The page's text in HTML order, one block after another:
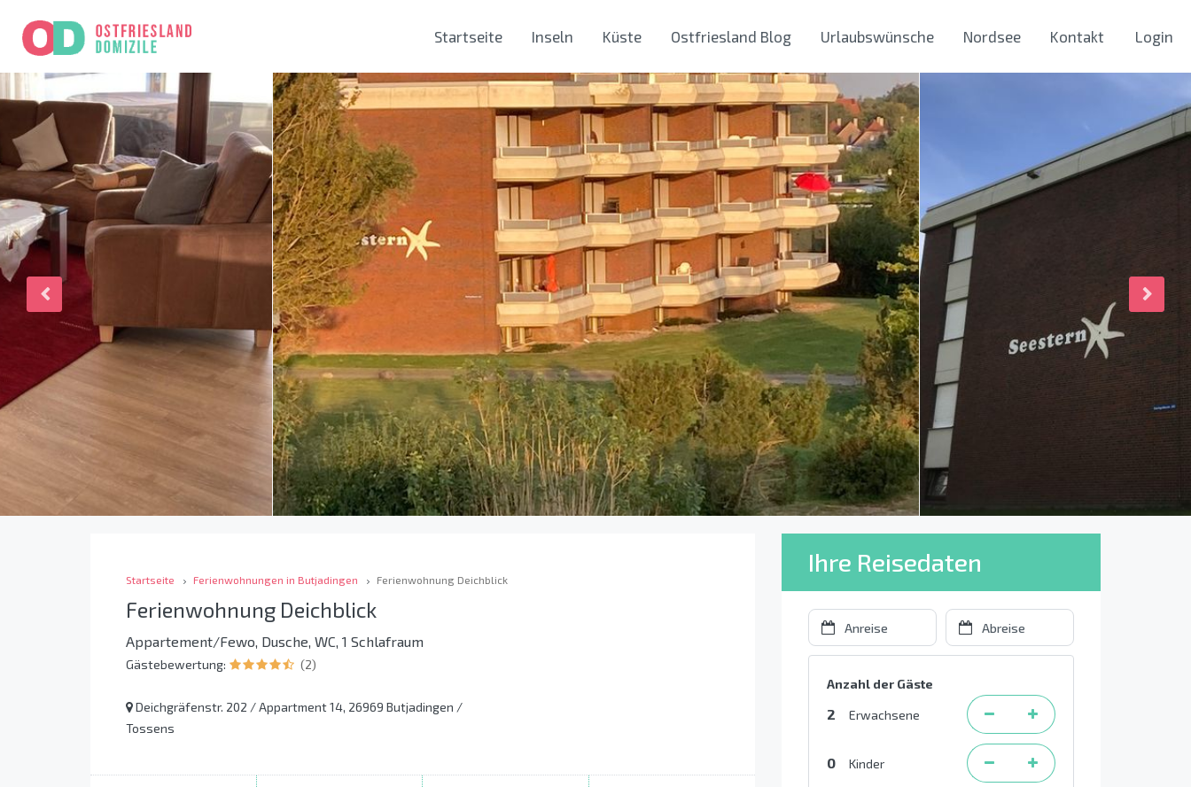
Startseite Inseln Küste Ostfriesland Blog Urlaubswünsche Nordsee Kontakt Login
Startseite Ferienwohnungen in Butjadingen Ferienwohnung Deichblick
Ferienwohnung Deichblick
Appartement/Fewo, Dusche, WC, 1 Schlafraum
Gästebewertung: (2)
Deichgräfenstr. 202 / Appartment 14, 26969 Butjadingen /
Tossens
Ihre Reisedaten
Anzahl der Gäste
2 Erwachsene
0 Kinder